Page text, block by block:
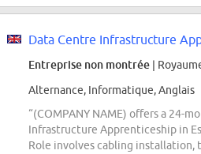
Data Centre Infrastructure
Entreprise non montrée |
Alternance, Informatique, Anglais
“(COMPANY NAME) offers a 24-
Infrastructure Apprenticeship in
Role involves cabling installation,